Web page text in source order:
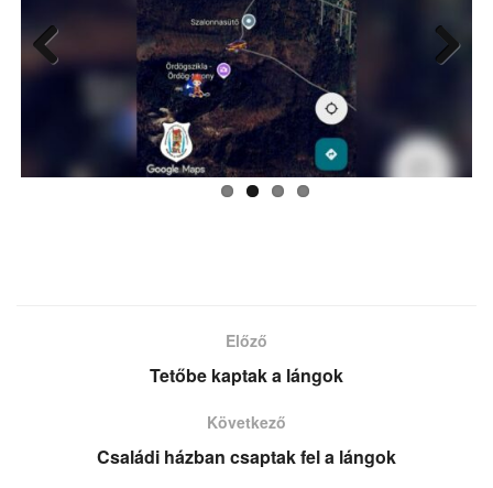
Előző
Tetőbe kaptak a lángok
Következő
Családi házban csaptak fel a lángok